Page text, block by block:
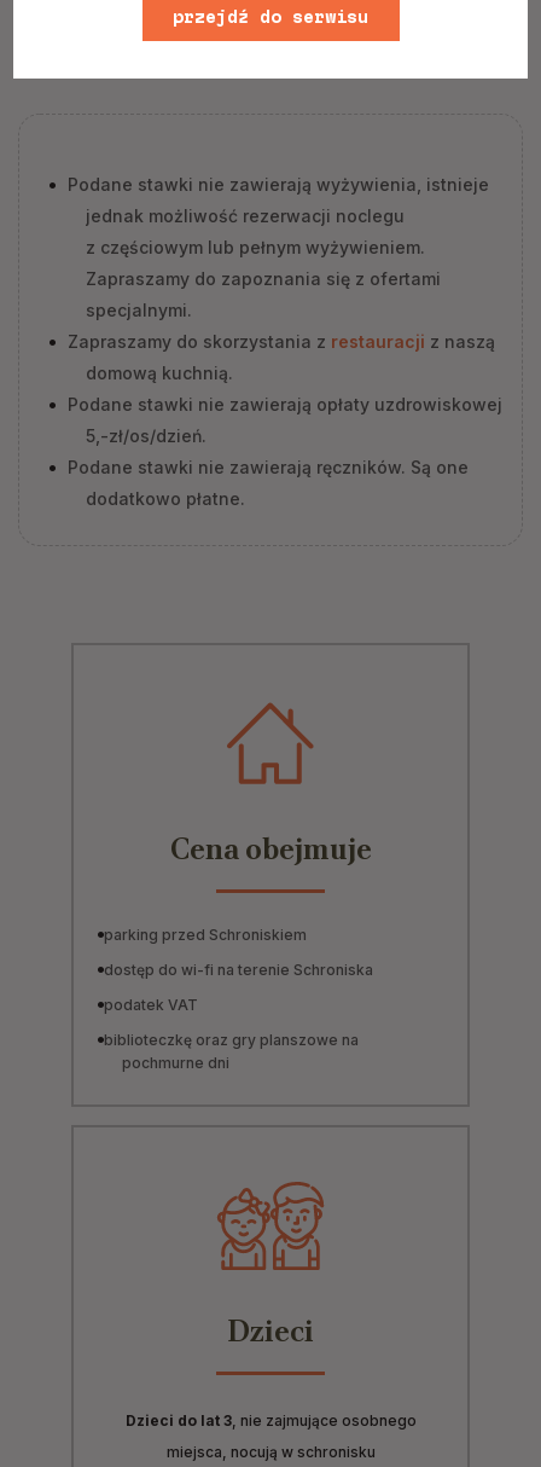
Podane stawki nie zawierają wyżywienia, istnieje
jednak możliwość rezerwacji noclegu
z częściowym lub pełnym wyżywieniem.
Zapraszamy do zapoznania się z ofertami
specjalnymi.
Zapraszamy do skorzystania z restauracji z naszą
domową kuchnią.
Podane stawki nie zawierają opłaty uzdrowiskowej
5,-zł/os/dzień.
Podane stawki nie zawierają ręczników. Są one
dodatkowo płatne.
Cena obejmuje
parking przed Schroniskiem
dostęp do wi-fi na terenie Schroniska
podatek VAT
biblioteczkę oraz gry planszowe na
pochmurne dni
Dzieci
Dzieci do lat 3, nie zajmujące osobnego
miejsca, nocują w schronisku
przejdź do serwisu